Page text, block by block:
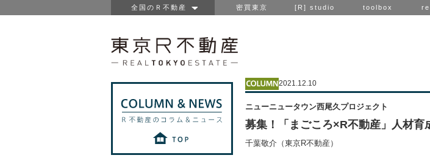
全国のＲ不動産 密買東京 [R] studio toolbox
2021.12.10
ニューニュータウン西尾久プロジェクト
募集！「まごころ×R不動産」人材育
千葉敬介（東京R不動産）